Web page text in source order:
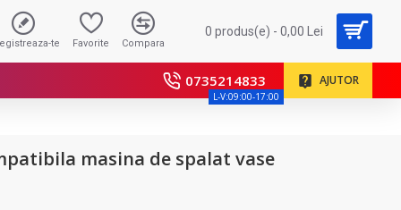
te Favorite Compara
0 produs(e) - 0,00 Lei
0735214833
L-V:09:00-17:00
AJUTOR
masina de spalat vase